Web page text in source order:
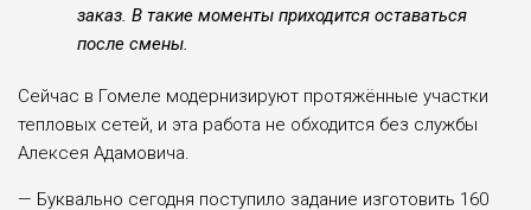
заказ. В такие моменты приходится оставаться
после смены.
Сейчас в Гомеле модернизируют протяжённые участки
тепловых сетей, и эта работа не обходится без службы
Алексея Адамовича.
— Буквально сегодня поступило задание изготовить 160